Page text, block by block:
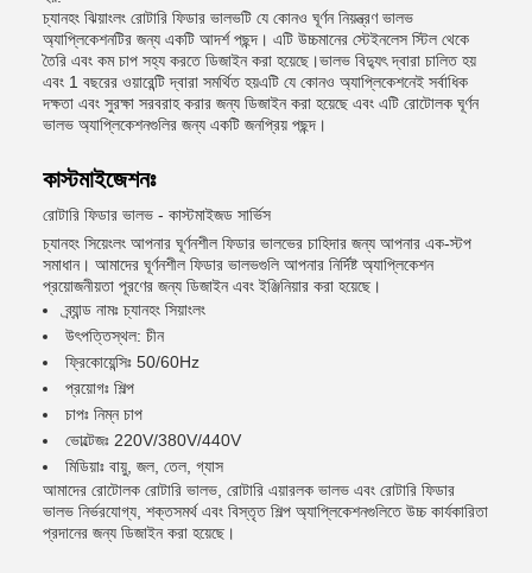
চ্যানহং ঝিয়াংলং রোটারি ফিডার ভালভটি যে কোনও ঘূর্ণন নিয়ন্ত্রণ ভালভ
অ্যাপ্লিকেশনটির জন্য একটি আদর্শ পছন্দ। এটি উচ্চমানের স্টেইনলেস স্টিল থেকে
তৈরি এবং কম চাপ সহ্য করতে ডিজাইন করা হয়েছে।ভালভ বিদ্যুৎ দ্বারা চালিত হয়
এবং 1 বছরের ওয়ারেন্টি দ্বারা সমর্থিত হয়এটি যে কোনও অ্যাপ্লিকেশনেই সর্বাধিক
দক্ষতা এবং সুরক্ষা সরবরাহ করার জন্য ডিজাইন করা হয়েছে এবং এটি রোটোলক ঘূর্ণন
ভালভ অ্যাপ্লিকেশনগুলির জন্য একটি জনপ্রিয় পছন্দ।
কাস্টমাইজেশনঃ
রোটারি ফিডার ভালভ - কাস্টমাইজড সার্ভিস
চ্যানহং সিয়েংলং আপনার ঘূর্ণনশীল ফিডার ভালভের চাহিদার জন্য আপনার এক-স্টপ
সমাধান। আমাদের ঘূর্ণনশীল ফিডার ভালভগুলি আপনার নির্দিষ্ট অ্যাপ্লিকেশন
প্রয়োজনীয়তা পূরণের জন্য ডিজাইন এবং ইঞ্জিনিয়ার করা হয়েছে।
ব্র্যান্ড নামঃ চ্যানহং সিয়াংলং
উৎপত্তিস্থল: চীন
ফ্রিকোয়েন্সিঃ 50/60Hz
প্রয়োগঃ শিল্প
চাপঃ নিম্ন চাপ
ভোল্টেজঃ 220V/380V/440V
মিডিয়াঃ বায়ু, জল, তেল, গ্যাস
আমাদের রোটোলক রোটারি ভালভ, রোটারি এয়ারলক ভালভ এবং রোটারি ফিডার
ভালভ নির্ভরযোগ্য, শক্তসমর্থ এবং বিস্তৃত শিল্প অ্যাপ্লিকেশনগুলিতে উচ্চ কার্যকারিতা
প্রদানের জন্য ডিজাইন করা হয়েছে।